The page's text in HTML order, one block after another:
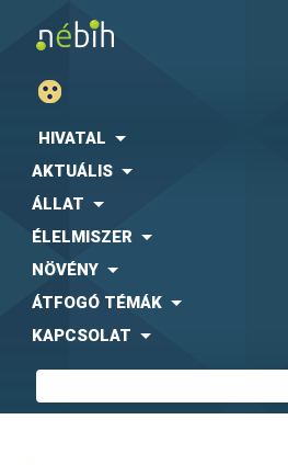
HIVATAL
AKTUÁLIS
ÁLLAT
ÉLELMISZER
NÖVÉNY
ÁTFOGÓ TÉMÁK
KAPCSOLAT